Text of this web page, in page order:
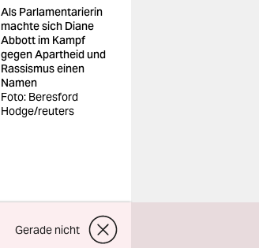
Als Parlamentarierin
machte sich Diane
Abbott im Kampf
gegen Apartheid und
Rassismus einen
Namen
Foto: Beresford
Hodge/reuters
Gerade nicht